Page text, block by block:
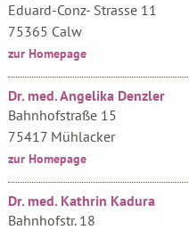
Eduard-Conz- Strasse 11
75365 Calw
zur Homepage
Dr. med. Angelika Denzler
Bahnhofstraße 15
75417 Mühlacker
zur Homepage
Dr. med. Kathrin Kadura
Bahnhofstr. 18